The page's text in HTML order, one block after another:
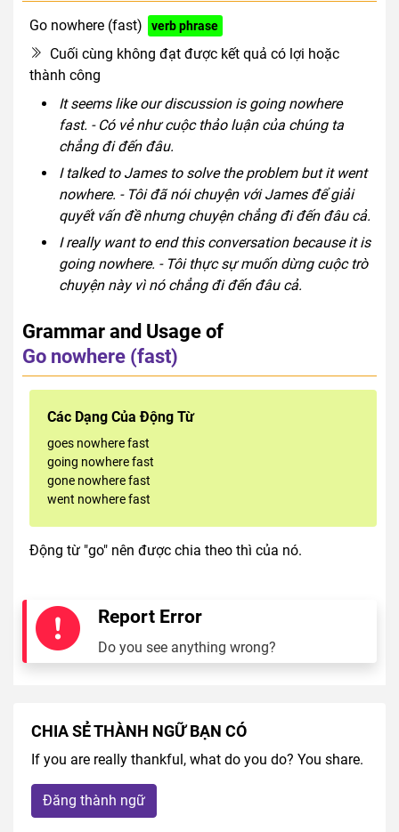
Go nowhere (fast) verb phrase
Cuối cùng không đạt được kết quả có lợi hoặc
thành công
It seems like our discussion is going nowhere
fast. - Có vẻ như cuộc thảo luận của chúng ta
chẳng đi đến đâu.
I talked to James to solve the problem but it went
nowhere. - Tôi đã nói chuyện với James để giải
quyết vấn đề nhưng chuyện chẳng đi đến đâu cả.
I really want to end this conversation because it is
going nowhere. - Tôi thực sự muốn dừng cuộc trò
chuyện này vì nó chẳng đi đến đâu cả.
Grammar and Usage of
Go nowhere (fast)
Các Dạng Của Động Từ
goes nowhere fast
going nowhere fast
gone nowhere fast
went nowhere fast
Động từ "go" nên được chia theo thì của nó.
Report Error
Do you see anything wrong?
CHIA SẺ THÀNH NGỮ BẠN CÓ
If you are really thankful, what do you do? You share.
Đăng thành ngữ